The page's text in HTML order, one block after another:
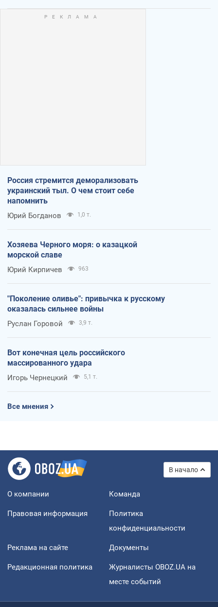
Россия стремится деморализовать
украинский тыл. О чем стоит себе
напомнить
Юрий Богданов 1,0 т.
Хозяева Черного моря: о казацкой
морской славе
Юрий Кирпичев 963
"Поколение оливье": привычка к русскому
оказалась сильнее войны
Руслан Горовой 3,9 т.
Вот конечная цель российского
массированного удара
Игорь Чернецкий 5,1 т.
Все мнения
В начало
О компании Команда
Правовая информация
Политика
конфиденциальности
Реклама на сайте Документы
Редакционная политика
Журналисты OBOZ.UA на
месте событий